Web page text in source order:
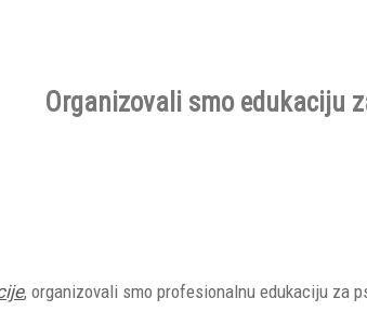
Organizovali smo edukaciju
, organizovali smo profesionalnu edukaciju za